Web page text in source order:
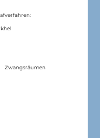
Zwangsräumen